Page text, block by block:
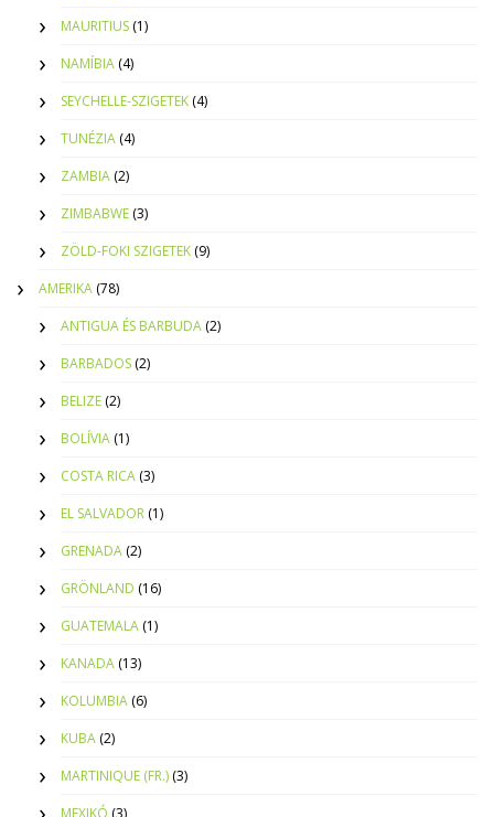
MAURITIUS (1)
NAMÍBIA (4)
SEYCHELLE-SZIGETEK (4)
TUNÉZIA (4)
ZAMBIA (2)
ZIMBABWE (3)
ZÖLD-FOKI SZIGETEK (9)
AMERIKA (78)
ANTIGUA ÉS BARBUDA (2)
BARBADOS (2)
BELIZE (2)
BOLÍVIA (1)
COSTA RICA (3)
EL SALVADOR (1)
GRENADA (2)
GRÖNLAND (16)
GUATEMALA (1)
KANADA (13)
KOLUMBIA (6)
KUBA (2)
MARTINIQUE (FR.) (3)
MEXIKÓ (3)